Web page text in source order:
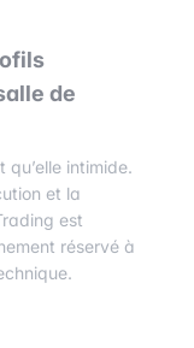
de
intimide.
et la
est
réservé à